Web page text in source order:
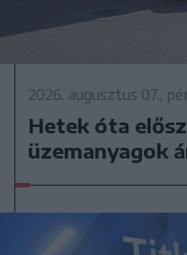
2026. augusztus 07.,
Hetek óta
üzemanyagok